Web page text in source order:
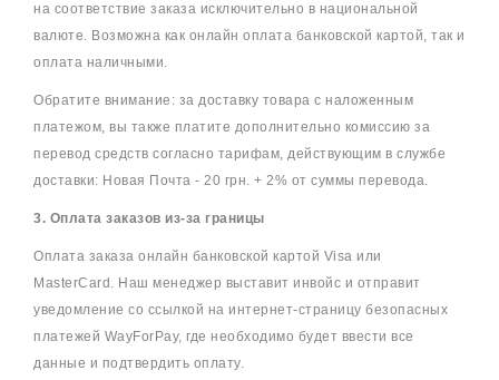
на соответствие заказа исключительно в национальной
валюте. Возможна как онлайн оплата банковской картой, так и
оплата наличными.
Обратите внимание: за доставку товара с наложенным
платежом, вы также платите дополнительно комиссию за
перевод средств согласно тарифам, действующим в службе
доставки: Новая Почта - 20 грн. + 2% от суммы перевода.
3. Оплата заказов из-за границы
Оплата заказа онлайн банковской картой Visa или
MasterCard. Наш менеджер выставит инвойс и отправит
уведомление со ссылкой на интернет-страницу безопасных
платежей WayForPay, где необходимо будет ввести все
данные и подтвердить оплату.